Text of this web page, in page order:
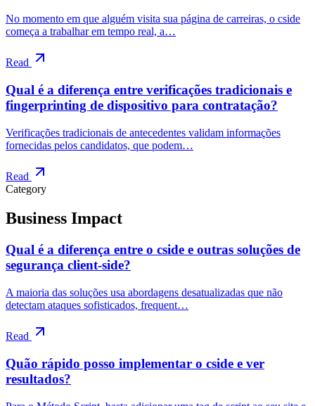
No momento em que alguém visita sua página de carreiras, o cside
começa a trabalhar em tempo real, a…
Read
Qual é a diferença entre verificações tradicionais e
fingerprinting de dispositivo para contratação?
Verificações tradicionais de antecedentes validam informações
fornecidas pelos candidatos, que podem…
Read
Category
Business Impact
Qual é a diferença entre o cside e outras soluções de
segurança client-side?
A maioria das soluções usa abordagens desatualizadas que não
detectam ataques sofisticados, frequent…
Read
Quão rápido posso implementar o cside e ver
resultados?